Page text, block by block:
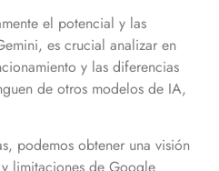
el potencial y las
es crucial analizar en
y las diferencias
de otros modelos de IA,
podemos obtener una visión